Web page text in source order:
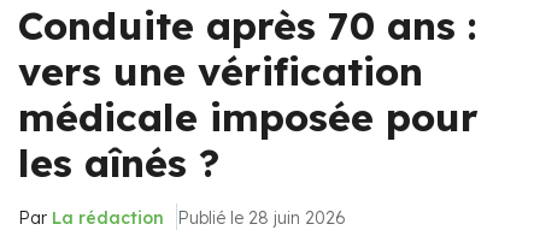
Conduite après 70 ans :
vers une vérification
médicale imposée pour
les aînés ?
Par La rédaction Publié le 28 juin 2026